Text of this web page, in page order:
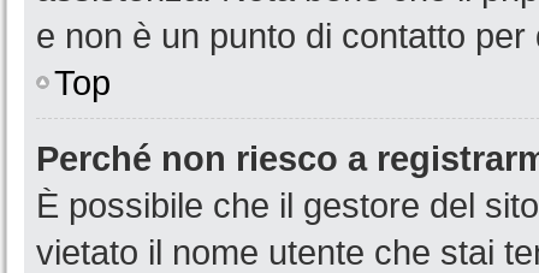
e non è un punto di contatto
Top
Perché non riesco a
È possibile che il gestore del
vietato il nome utente che stai